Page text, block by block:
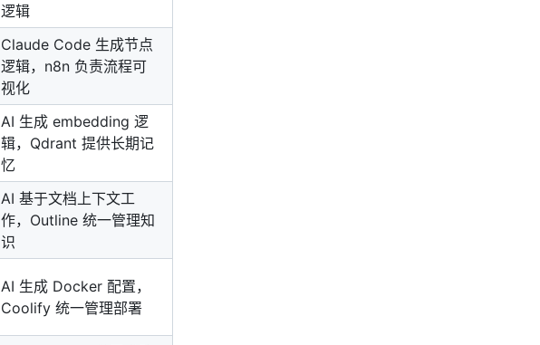
逻辑
Claude Code 生成节点
逻辑，n8n 负责流程可
视化
AI 生成 embedding 逻
辑，Qdrant 提供长期记
忆
AI 基于文档上下文工
作，Outline 统一管理知
识
AI 生成 Docker 配置，
Coolify 统一管理部署